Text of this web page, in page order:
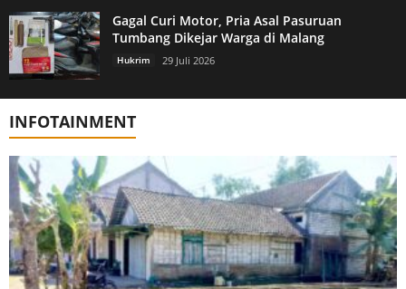
Gagal Curi Motor, Pria Asal Pasuruan
Tumbang Dikejar Warga di Malang
Hukrim 29 Juli 2026
INFOTAINMENT